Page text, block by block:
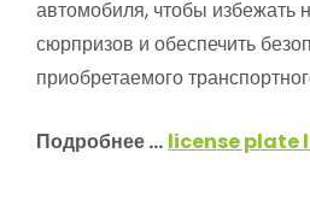
автомобиля, чтобы избежать
сюрпризов и обеспечить
приобретаемого
Подробнее … license plate